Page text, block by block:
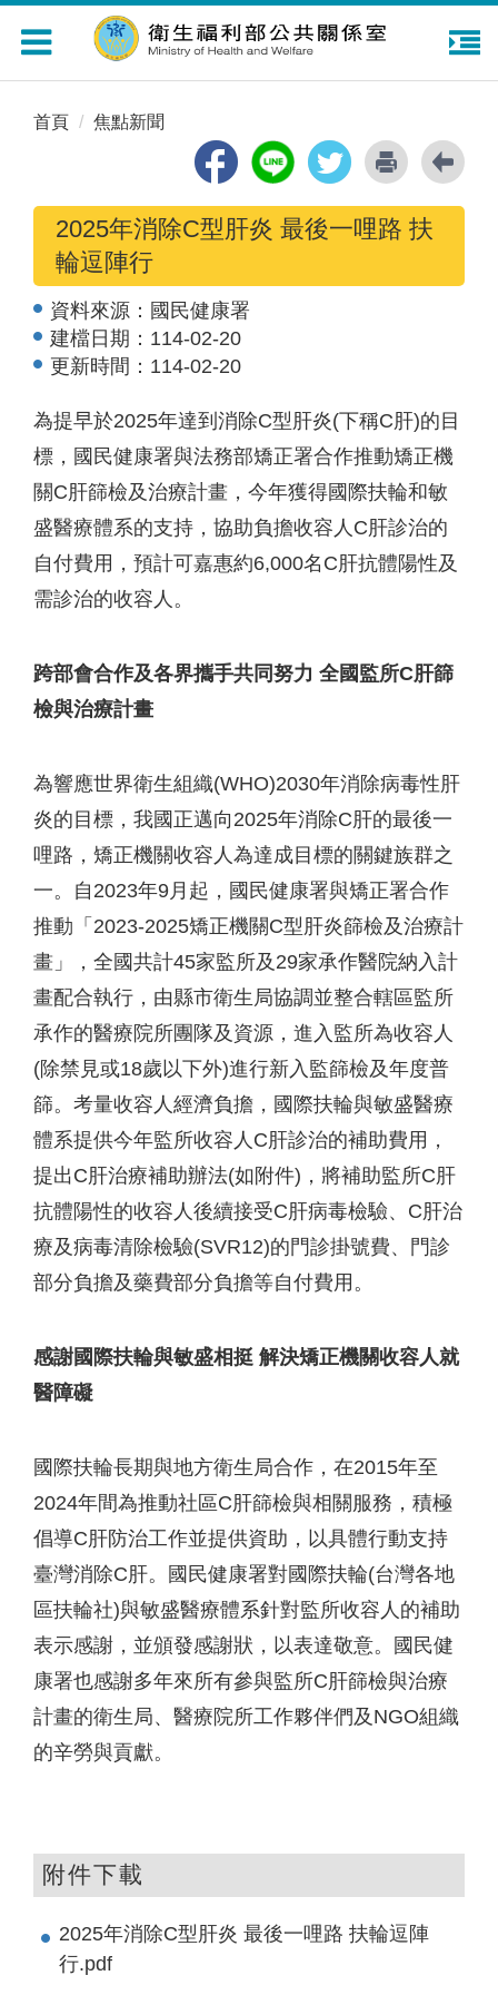
Toggle
navigation
首頁 焦點新聞
2025年消除C型肝炎 最後一哩路 扶
輪逗陣行
資料來源： 國民健康署
建檔日期： 114-02-20
更新時間： 114-02-20
為提早於2025年達到消除C型肝炎(下稱C肝)的目
標，國民健康署與法務部矯正署合作推動矯正機
關C肝篩檢及治療計畫，今年獲得國際扶輪和敏
盛醫療體系的支持，協助負擔收容人C肝診治的
自付費用，預計可嘉惠約6,000名C肝抗體陽性及
需診治的收容人。
跨部會合作及各界攜手共同努力 全國監所C肝篩
檢與治療計畫
為響應世界衛生組織(WHO)2030年消除病毒性肝
炎的目標，我國正邁向2025年消除C肝的最後一
哩路，矯正機關收容人為達成目標的關鍵族群之
一。自2023年9月起，國民健康署與矯正署合作
推動「2023-2025矯正機關C型肝炎篩檢及治療計
畫」，全國共計45家監所及29家承作醫院納入計
畫配合執行，由縣市衛生局協調並整合轄區監所
承作的醫療院所團隊及資源，進入監所為收容人
(除禁見或18歲以下外)進行新入監篩檢及年度普
篩。考量收容人經濟負擔，國際扶輪與敏盛醫療
體系提供今年監所收容人C肝診治的補助費用，
提出C肝治療補助辦法(如附件)，將補助監所C肝
抗體陽性的收容人後續接受C肝病毒檢驗、C肝治
療及病毒清除檢驗(SVR12)的門診掛號費、門診
部分負擔及藥費部分負擔等自付費用。
感謝國際扶輪與敏盛相挺 解決矯正機關收容人就
醫障礙
國際扶輪長期與地方衛生局合作，在2015年至
2024年間為推動社區C肝篩檢與相關服務，積極
倡導C肝防治工作並提供資助，以具體行動支持
臺灣消除C肝。國民健康署對國際扶輪(台灣各地
區扶輪社)與敏盛醫療體系針對監所收容人的補助
表示感謝，並頒發感謝狀，以表達敬意。國民健
康署也感謝多年來所有參與監所C肝篩檢與治療
計畫的衛生局、醫療院所工作夥伴們及NGO組織
的辛勞與貢獻。
附件下載
2025年消除C型肝炎 最後一哩路 扶輪逗陣
行.pdf